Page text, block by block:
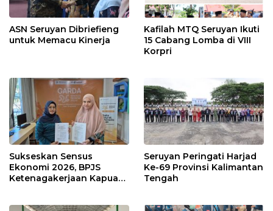
ASN Seruyan Dibriefieng
untuk Memacu Kinerja
Kafilah MTQ Seruyan Ikuti
15 Cabang Lomba di VIII
Korpri
Sukseskan Sensus
Ekonomi 2026, BPJS
Ketenagakerjaan Kapuas
Seruyan Peringati Harjad
Ke-69 Provinsi Kalimantan
Tengah